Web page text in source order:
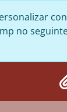
no